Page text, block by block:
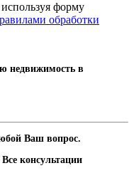
форму
обработки
недвижимость в
Ваш вопрос.
консультации